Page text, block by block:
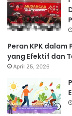
Peran KPK
yang Efektif dan
April 25, 2026